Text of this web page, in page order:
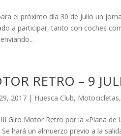
el próximo día 30 de Julio un
a participar, tanto con coches
RETRO – 9
2017 | Huesca Club, Motocicletas,
Giro Motor Retro por la «Plana
hará un almuerzo previo a la